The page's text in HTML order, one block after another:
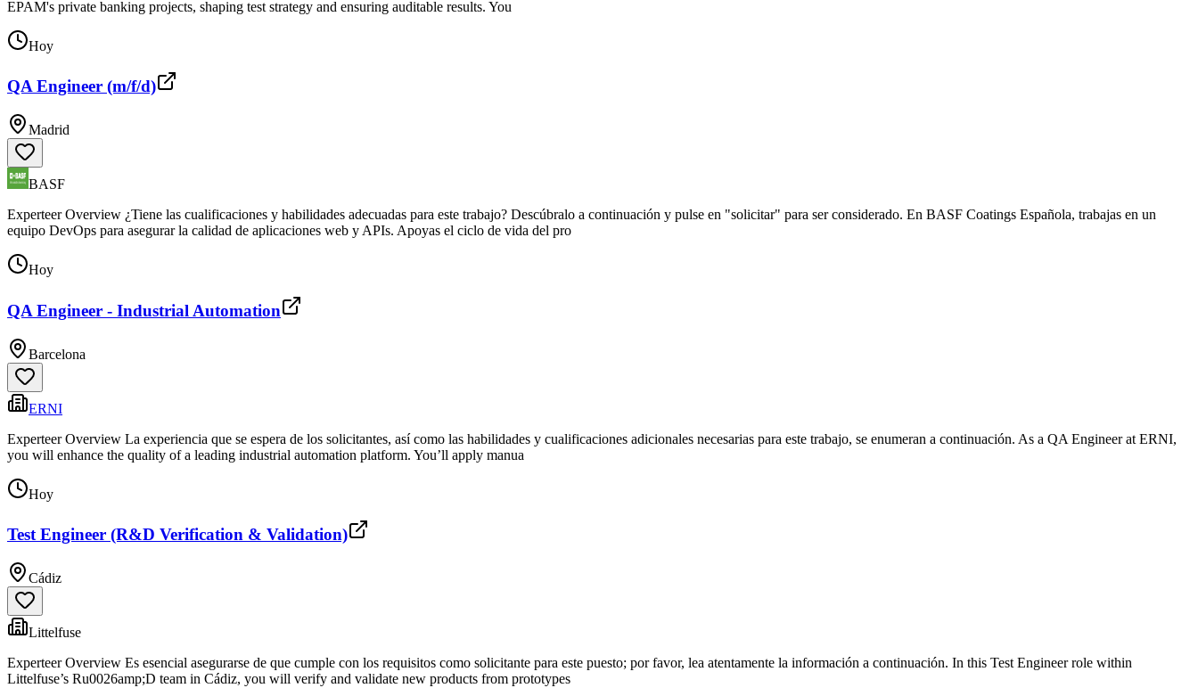
EPAM's private banking projects, shaping test strategy and ensuring auditable results. You
Hoy
QA Engineer (m/f/d)
Madrid
BASF
Experteer Overview ¿Tiene las cualificaciones y habilidades adecuadas para este trabajo? Descúbralo a continuación y pulse en "solicitar" para ser considerado. En BASF Coatings Española, trabajas en un
equipo DevOps para asegurar la calidad de aplicaciones web y APIs. Apoyas el ciclo de vida del pro
Hoy
QA Engineer - Industrial Automation
Barcelona
ERNI
Experteer Overview La experiencia que se espera de los solicitantes, así como las habilidades y cualificaciones adicionales necesarias para este trabajo, se enumeran a continuación. As a QA Engineer at ERNI,
you will enhance the quality of a leading industrial automation platform. You’ll apply manua
Hoy
Test Engineer (R&D Verification & Validation)
Cádiz
Littelfuse
Experteer Overview Es esencial asegurarse de que cumple con los requisitos como solicitante para este puesto; por favor, lea atentamente la información a continuación. In this Test Engineer role within
Littelfuse’s Ru0026amp;D team in Cádiz, you will verify and validate new products from prototypes